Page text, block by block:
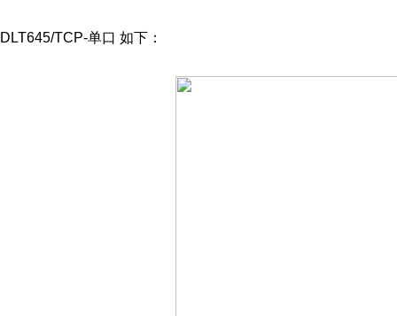
DLT645/TCP-单口 如下：